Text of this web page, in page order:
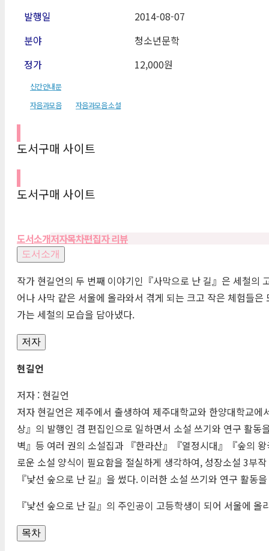
발행일
2014-08-07
분야
청소년문학
정가
12,000원
신간안내문
자음과모음
자음과모음 소설
도서구매 사이트
도서구매 사이트
도서소개저자목차편집자 리뷰
도서소개
작가 현길언의 두 번째 이야기인『사막으로 난 길』은 세철의
어나 사막 같은 서울에 올라와서 겪게 되는 크고 작은 체험들
가는 세철의 모습을 담아냈다.
저자
현길언
저자 : 현길언
저자 현길언은 제주에서 출생하여 제주대학교와 한양대학교
상』의 발행인 겸 편집인으로 일하면서 소설 쓰기와 연구 활
벽』등 여러 권의 소설집과 『한라산』『열정시대』『숲의
로운 소설 양식이 필요함을 절실하게 생각하여, 성장소설 3부
『낯선 숲으로 난 길』을 썼다. 이러한 소설 쓰기와 연구 활
『낯선 숲으로 난 길』의 주인공이 고등학생이 되어 서울에
목차